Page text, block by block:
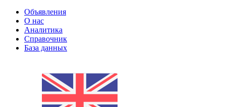
Объявления
О нас
Аналитика
Справочник
База данных